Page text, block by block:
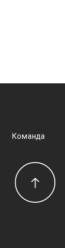
Команда